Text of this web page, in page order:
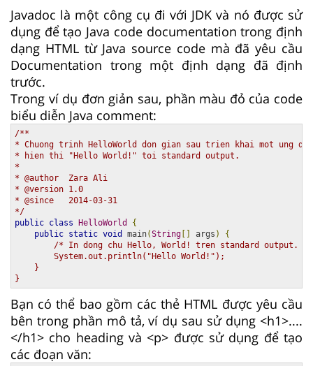
Javadoc là một công cụ đi với JDK và nó được sử
dụng để tạo Java code documentation trong định
dạng HTML từ Java source code mà đã yêu cầu
Documentation trong một định dạng đã định
trước.
Trong ví dụ đơn giản sau, phần màu đỏ của code
biểu diễn Java comment:
/**
* Chuong trinh HelloWorld don gian sau trien khai mot ung
* hien thi "Hello World!" toi standard output.
*
* @author  Zara Ali
* @version 1.0
* @since   2014-03-31
*/
public class HelloWorld
{
public static void main(String [] args )
{
/* In dong chu Hello, World! tren standard output.
        System.out.println("Hello World!");
    }
}
Bạn có thể bao gồm các thẻ HTML được yêu cầu
bên trong phần mô tả, ví dụ sau sử dụng <h1>....
</h1> cho heading và <p> được sử dụng để tạo
các đoạn văn: